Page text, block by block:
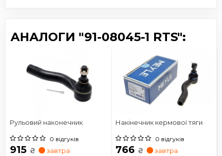
АНАЛОГИ "91-08045-1 RTS":
Рульовий наконечник
0 відгуків
915 ₴ завтра
Накінечник кермової тяги
0 відгуків
766 ₴ завтра